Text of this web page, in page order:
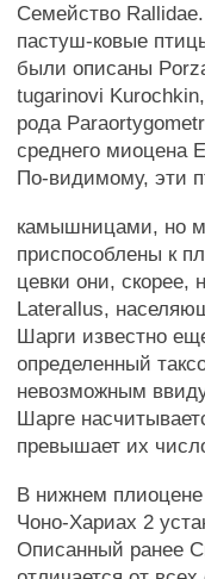
Семейство
пастуш-ковые
были описаны
tugarinovi
рода
среднего миоцена
По-видимому, эти
камышницами, но
приспособлены к
цевки они, скорее,
Laterallus,
Шарги известно
определенный
невозможным
Шарге
превышает их
В нижнем
Чоно-Хариах 2
Описанный ранее